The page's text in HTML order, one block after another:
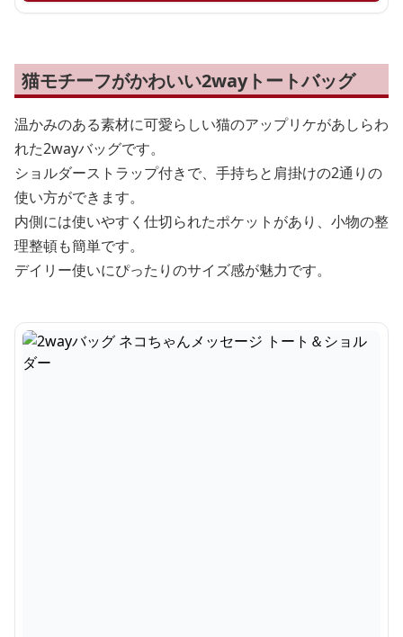
猫モチーフがかわいい2wayトートバッグ
温かみのある素材に可愛らしい猫のアップリケがあしらわ
れた2wayバッグです。
ショルダーストラップ付きで、手持ちと肩掛けの2通りの
使い方ができます。
内側には使いやすく仕切られたポケットがあり、小物の整
理整頓も簡単です。
デイリー使いにぴったりのサイズ感が魅力です。